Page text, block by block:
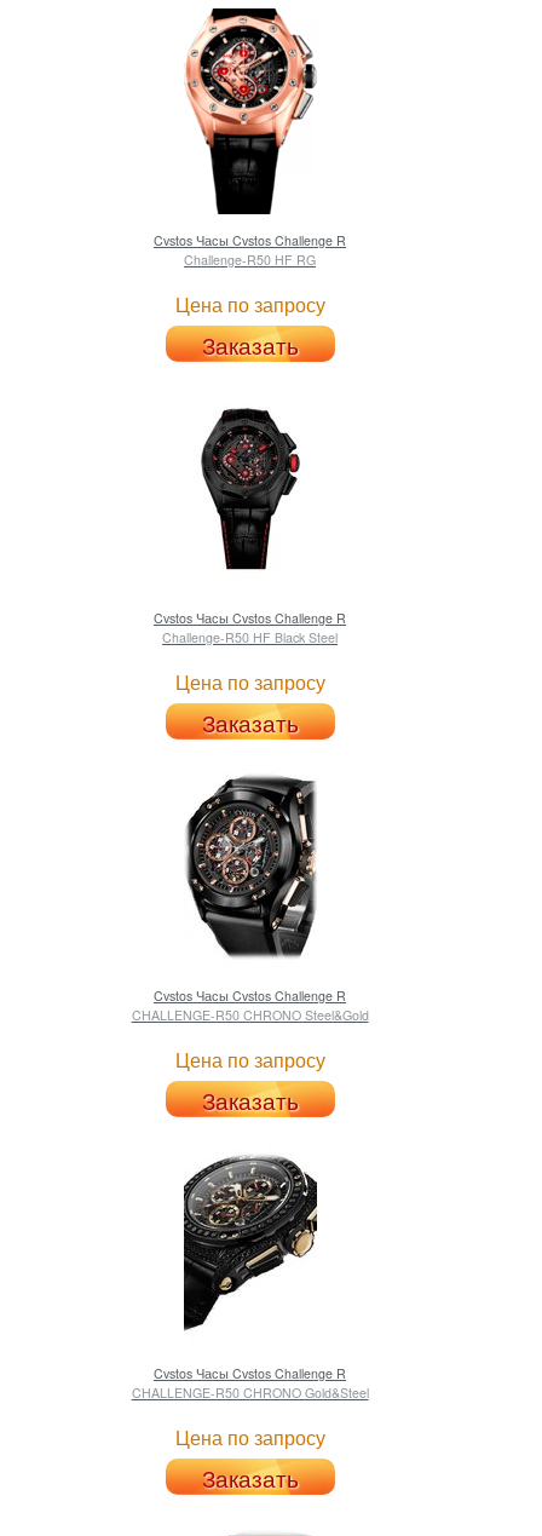
Cvstos Часы Cvstos Challenge R
Challenge-R50 HF RG
Цена по запросу
Заказать
Cvstos Часы Cvstos Challenge R
Challenge-R50 HF Black Steel
Цена по запросу
Заказать
Cvstos Часы Cvstos Challenge R
CHALLENGE-R50 CHRONO Steel&Gold
Цена по запросу
Заказать
Cvstos Часы Cvstos Challenge R
CHALLENGE-R50 CHRONO Gold&Steel
Цена по запросу
Заказать